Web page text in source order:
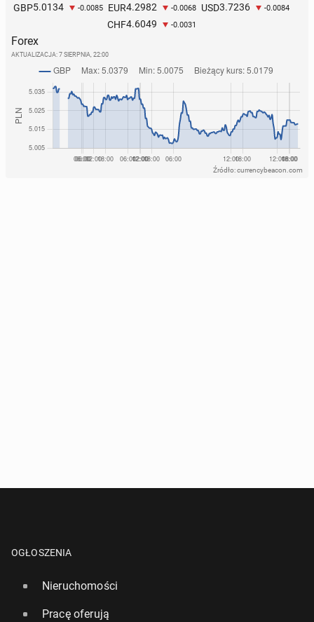
GBP5.0134 -0.0085 EUR4.2982 -0.0068 USD3.7236 -0.0084
CHF4.6049 -0.0031
Forex
AKTUALIZACJA: 7 SIERPNIA, 22:00
Źródło: currencybeacon.com
OGŁOSZENIA
Nieruchomości
Pracę oferują